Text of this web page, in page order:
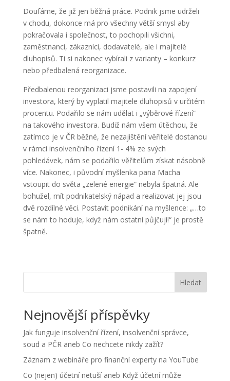
Doufáme, že již jen běžná práce. Podnik jsme udrželi
v chodu, dokonce má pro všechny větší smysl aby
pokračovala i společnost, to pochopili všichni,
zaměstnanci, zákazníci, dodavatelé, ale i majitelé
dluhopisů. Ti si nakonec vybírali z varianty – konkurz
nebo předbalená reorganizace.
Předbalenou reorganizaci jsme postavili na zapojení
investora, který by vyplatil majitele dluhopisů v určitém
procentu. Podařilo se nám udělat i „výběrové řízení“
na takového investora. Budiž nám všem útěchou, že
zatímco je v ČR běžné, že nezajištění věřitelé dostanou
v rámci insolvenčního řízení 1- 4% ze svých
pohledávek, nám se podařilo věřitelům získat násobně
více. Nakonec, i původní myšlenka pana Macha
vstoupit do světa „zelené energie“ nebyla špatná. Ale
bohužel, mít podnikatelský nápad a realizovat jej jsou
dvě rozdílné věci. Postavit podnikání na myšlence: „…to
se nám to hoduje, když nám ostatní půjčují!“ je prostě
špatně.
Hledat
Nejnovější příspěvky
Jak funguje insolvenční řízení, insolvenční správce,
soud a PČR aneb Co nechcete nikdy zažít?
Záznam z webináře pro finanční experty na YouTube
Co (nejen) účetní netuší aneb Když účetní může